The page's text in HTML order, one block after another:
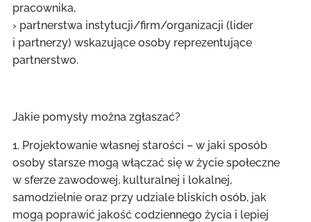
pracownika,
› partnerstwa instytucji/firm/organizacji (lider
i partnerzy) wskazujące osoby reprezentujące
partnerstwo.
Jakie pomysły można zgłaszać?
1. Projektowanie własnej starości – w jaki sposób
osoby starsze mogą włączać się w życie społeczne
w sferze zawodowej, kulturalnej i lokalnej,
samodzielnie oraz przy udziale bliskich osób, jak
mogą poprawić jakość codziennego życia i lepiej